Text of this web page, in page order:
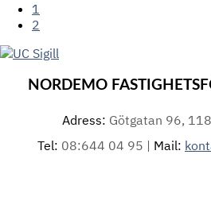
1
2
NORDEMO
Adress: Götgatan 96,
Tel: 08:644 04 95 | Mail: